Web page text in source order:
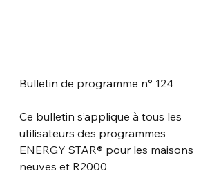
Bulletin de programme n° 124
Ce bulletin s’applique à tous les
utilisateurs des programmes
ENERGY STAR® pour les maisons
neuves et R2000